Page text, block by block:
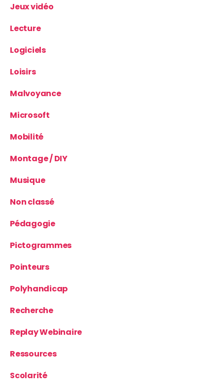
Jeux vidéo
Lecture
Logiciels
Loisirs
Malvoyance
Microsoft
Mobilité
Montage / DIY
Musique
Non classé
Pédagogie
Pictogrammes
Pointeurs
Polyhandicap
Recherche
Replay Webinaire
Ressources
Scolarité